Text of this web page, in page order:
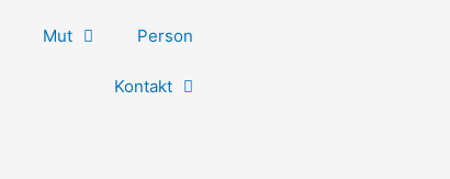
Mut Person
Kontakt